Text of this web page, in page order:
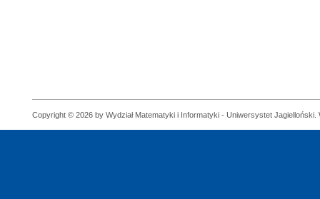
Copyright © 2026 by Wydział Matematyki i Informatyki - Uniwersystet